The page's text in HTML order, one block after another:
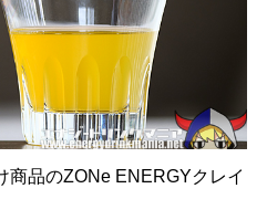
商品のZONe ENERGYクレイ